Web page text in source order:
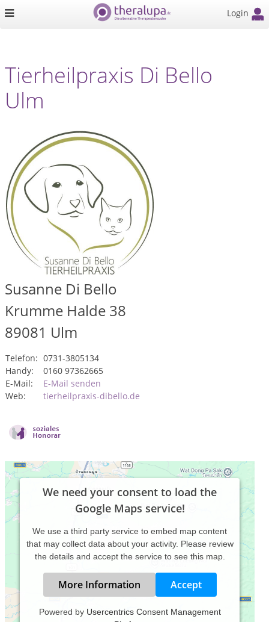
Login
Tierheilpraxis Di Bello
Ulm
Susanne Di Bello
Krumme Halde 38
89081 Ulm
Telefon: 0731-3805134
Handy:
0160 97362665
E-Mail:
E-Mail senden
Web:
tierheilpraxis-dibello.de
We need your consent to load the
Google Maps service!
We use a third party service to embed map content
that may collect data about your activity. Please review
the details and accept the service to see this map.
More Information Accept
Powered by Usercentrics Consent Management